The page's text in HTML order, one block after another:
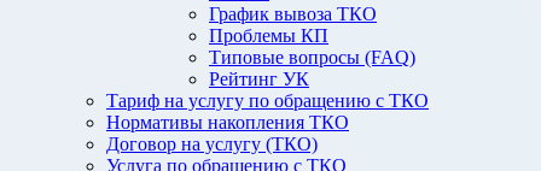
График вывоза ТКО
Проблемы КП
Типовые вопросы (FAQ)
Рейтинг УК
Тариф на услугу по обращению с ТКО
Нормативы накопления ТКО
Договор на услугу (ТКО)
Услуга по обращению с ТКО